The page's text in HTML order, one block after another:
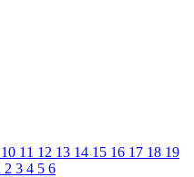
10 11 12 13 14 15 16 17 18 19
2 3 4 5 6